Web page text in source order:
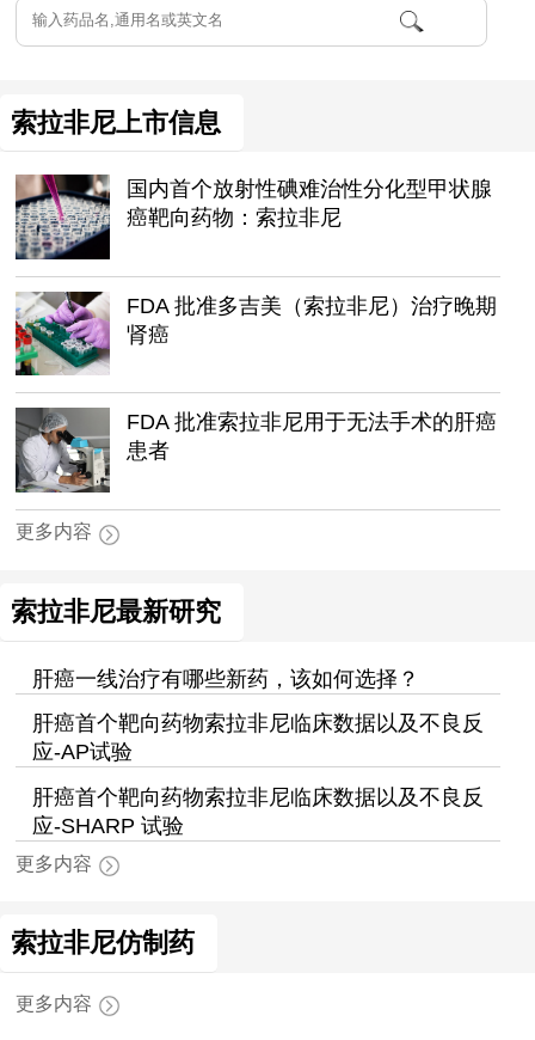
索拉非尼上市信息
国内首个放射性碘难治性分化型甲状腺
癌靶向药物：索拉非尼
FDA 批准多吉美（索拉非尼）治疗晚期
肾癌
FDA 批准索拉非尼用于无法手术的肝癌
患者
更多内容
索拉非尼最新研究
肝癌一线治疗有哪些新药，该如何选择？
肝癌首个靶向药物索拉非尼临床数据以及不良反
应-AP试验
肝癌首个靶向药物索拉非尼临床数据以及不良反
应-SHARP 试验
更多内容
索拉非尼仿制药
更多内容